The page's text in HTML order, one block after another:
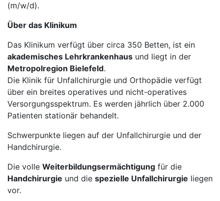
(m/w/d).
Über das Klinikum
Das Klinikum verfügt über circa 350 Betten, ist ein
akademisches Lehrkrankenhaus und liegt in der
Metropolregion Bielefeld.
Die Klinik für Unfallchirurgie und Orthopädie verfügt
über ein breites operatives und nicht-operatives
Versorgungsspektrum. Es werden jährlich über 2.000
Patienten stationär behandelt.
Schwerpunkte liegen auf der Unfallchirurgie und der
Handchirurgie.
Die volle Weiterbildungsermächtigung für die
Handchirurgie und die spezielle Unfallchirurgie liegen
vor.